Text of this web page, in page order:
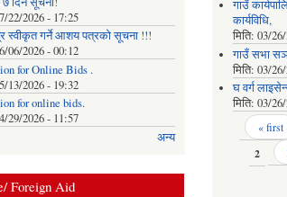
22/2026 - 17:25
स्वीकृत गर्ने आशय पत्रको सूचना !!!
06/2026 - 00:12
for Online Bids .
13/2026 - 19:32
for online bids.
29/2026 - 11:57
अन्य
Foreign Aid
गाउँ
कार्यविधि,
मिति:03/
गाउँ सभा
मिति:03/
घ वर्ग
मिति:03/
Pages« first
2